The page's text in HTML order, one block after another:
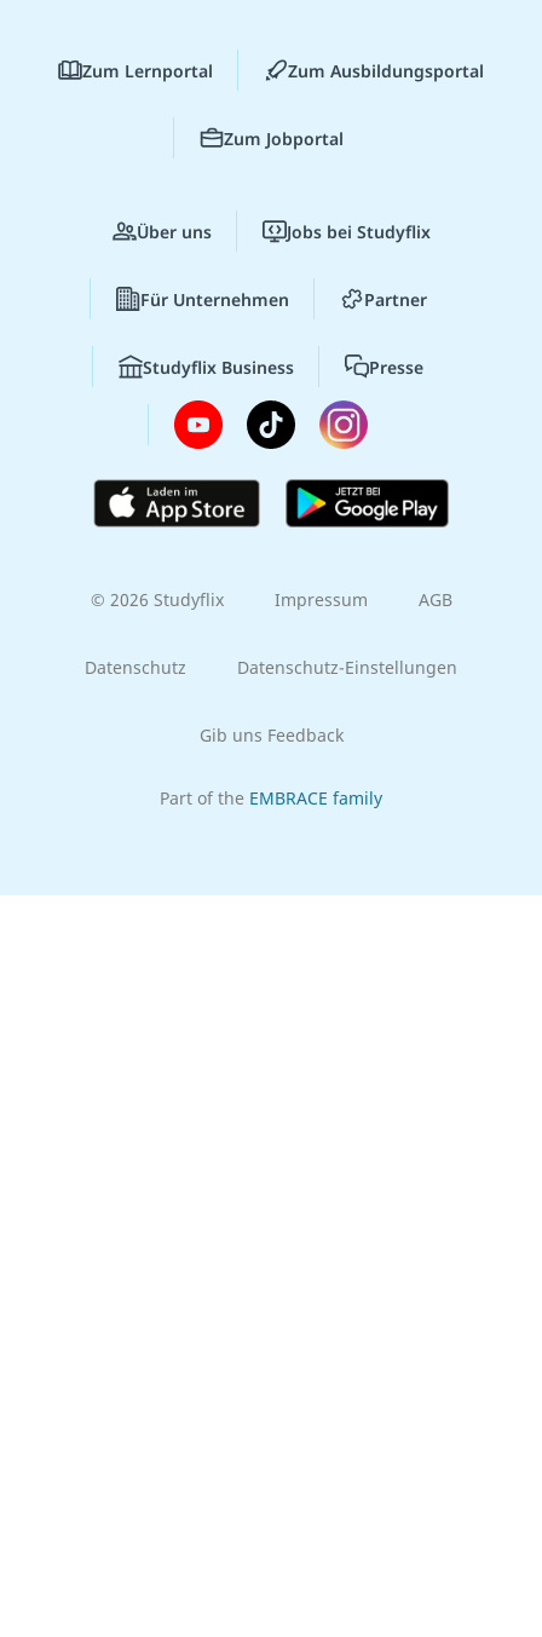
Zum Lernportal Zum Ausbildungsportal
Zum Jobportal
Über uns Jobs bei Studyflix
Für Unternehmen Partner
Studyflix Business Presse
© 2026 Studyflix Impressum AGB
Datenschutz Datenschutz-Einstellungen
Gib uns Feedback
Part of the EMBRACE family